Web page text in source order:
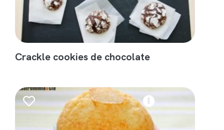
Crackle cookies de chocolate